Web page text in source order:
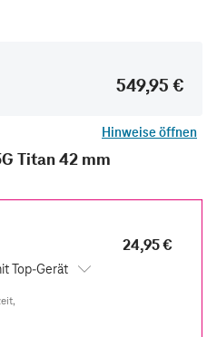
549,95 €
Hinweise öffnen
Titan 42 mm
Top-Gerät
24,95 €